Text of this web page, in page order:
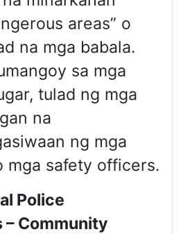
areas” o
na mga babala.
sa mga
tulad ng mga
na
ng mga
mga safety officers.
Police
Community